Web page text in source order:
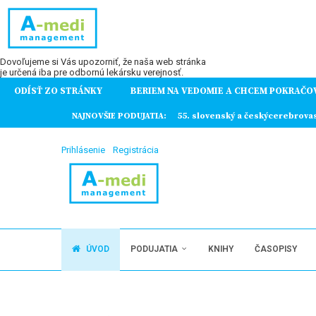
Dovoľujeme si Vás upozorniť, že naša web stránka
je určená iba pre odbornú lekársku verejnosť.
ODÍSŤ ZO STRÁNKY BERIEM NA VEDOMIE A CHCEM
NAJNOVŠIE PODUJATIA: 55. slovenský a
Prihlásenie Registrácia
ÚVOD PODUJATIA KNIHY ČASOPISY